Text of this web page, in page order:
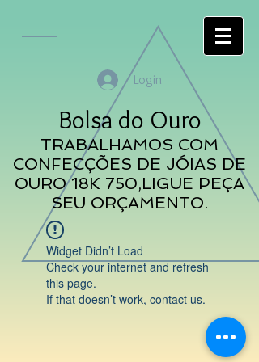
Login
Bolsa do Ouro
TRABALHAMOS COM
CONFECÇÕES DE JÓIAS DE
OURO 18K 750,LIGUE PEÇA
SEU ORÇAMENTO.
Widget Didn’t Load
Check your internet and refresh
this page.
If that doesn’t work, contact us.